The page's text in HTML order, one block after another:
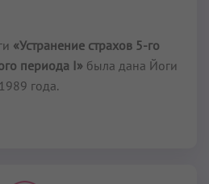
«Устранение страхов 5-го
периода I» была дана Йоги
года.